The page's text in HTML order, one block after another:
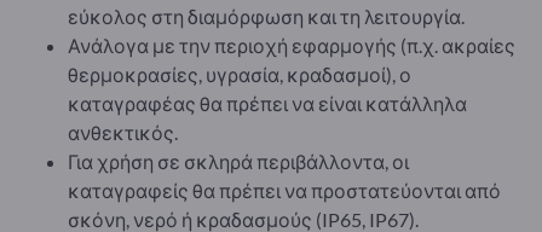
εύκολος στη διαμόρφωση και τη λειτουργία.
Ανάλογα με την περιοχή εφαρμογής (π.χ. ακραίες
θερμοκρασίες, υγρασία, κραδασμοί), ο
καταγραφέας θα πρέπει να είναι κατάλληλα
ανθεκτικός.
Για χρήση σε σκληρά περιβάλλοντα, οι
καταγραφείς θα πρέπει να προστατεύονται από
σκόνη, νερό ή κραδασμούς (IP65, IP67).